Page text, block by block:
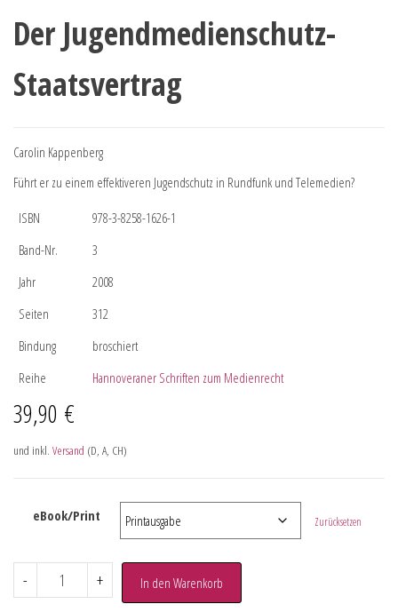
Der Jugendmedienschutz-
Staatsvertrag
Carolin Kappenberg
Führt er zu einem effektiveren Jugendschutz in Rundfunk und Telemedien?
ISBN
978-3-8258-1626-1
Band-Nr.
3
Jahr
2008
Seiten
312
Bindung
broschiert
Reihe
Hannoveraner Schriften zum Medienrecht
39,90 €
und inkl. Versand (D, A, CH)
eBook/Print Zurücksetzen
- + In den Warenkorb